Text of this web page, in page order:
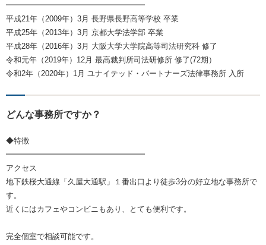
━━━━━━━━━━━━━━━━━━
平成21年（2009年）3月 長野県長野高等学校 卒業
平成25年（2013年）3月 京都大学法学部 卒業
平成28年（2016年）3月 大阪大学大学院高等司法研究科 修了
令和元年（2019年）12月 最高裁判所司法研修所 修了(72期）
令和2年（2020年）1月 ユナイテッド・パートナーズ法律事務所 入所
どんな事務所ですか？
◆特徴
━━━━━━━━━━━━━━━━━━
アクセス
地下鉄桜大通線「久屋大通駅」１番出口より徒歩3分の好立地な事務所で
す。
近くにはカフェやコンビニもあり、とても便利です。
完全個室で相談可能です。